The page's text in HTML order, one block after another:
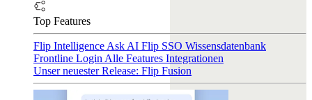
Top Features
Flip Intelligence Ask AI Flip SSO Wissensdatenbank
Frontline Login Alle Features Integrationen
Unser neuester Release: Flip Fusion